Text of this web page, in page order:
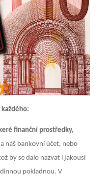
finanční prostředky,
náš bankovní účet, nebo
by se dalo nazvat i jakousi
pokladnou. V